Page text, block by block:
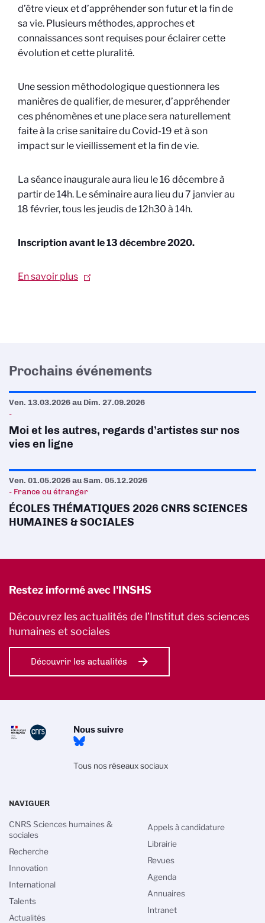
d’être vieux et d’appréhender son futur et la fin de
sa vie. Plusieurs méthodes, approches et
connaissances sont requises pour éclairer cette
évolution et cette pluralité.
Une session méthodologique questionnera les
manières de qualifier, de mesurer, d’appréhender
ces phénomènes et une place sera naturellement
faite à la crise sanitaire du Covid-19 et à son
impact sur le vieillissement et la fin de vie.
La séance inaugurale aura lieu le 16 décembre à
partir de 14h. Le séminaire aura lieu du 7 janvier au
18 février, tous les jeudis de 12h30 à 14h.
Inscription avant le13 décembre2020.
En savoir plus
Prochains événements
Ven. 13.03.2026au Dim. 27.09.2026
-
Moi et les autres, regards d’artistes sur nos
vies en ligne
Ven. 01.05.2026auSam. 05.12.2026
- France ou étranger
ÉCOLES THÉMATIQUES 2026 CNRS SCIENCES
HUMAINES & SOCIALES
Restez informé avec l'INSHS
Découvrez les actualités de l’Institut des sciences
humaines et sociales
Découvrir les actualités
Nous suivre
Tous nos réseaux sociaux
NAVIGUER
CNRS Sciences humaines &
sociales
Recherche
Innovation
International
Talents
Actualités
Appels à candidature
Librairie
Revues
Agenda
Annuaires
Intranet